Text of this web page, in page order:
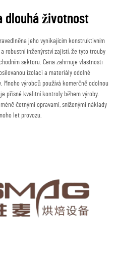
dlouhá životnost
jeho vynikajícím konstruktivním
robustní inženýrství zajistí, že tyto trouby
sektoru. Cena zahrnuje vlastnosti
izolaci a materiály odolné
výrobců používá komerčně odolnou
přísné kvalitní kontroly během výroby.
četnými opravami, sníženými náklady
let provozu.